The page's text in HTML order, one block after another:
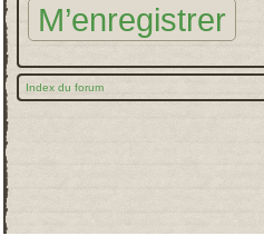
M’enregistrer
Index du forum